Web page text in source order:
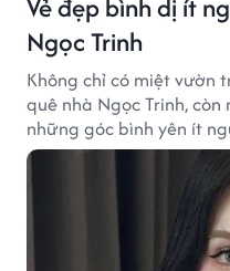
Vẻ đẹp bình dị ít
Ngọc Trinh
Không chỉ có miệt vườn
quê nhà Ngọc Trinh,
những góc bình yên ít
quê đến nhịp sống
riêng của vùng đất miền